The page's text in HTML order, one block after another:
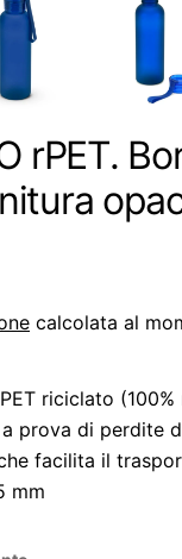
rPET.
calcolata al
riciclato (100%
prova di perdite
facilita il
mm